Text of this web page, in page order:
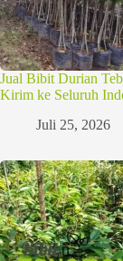
Jual Bibit Durian
Kirim ke Seluruh
Juli 25, 2026